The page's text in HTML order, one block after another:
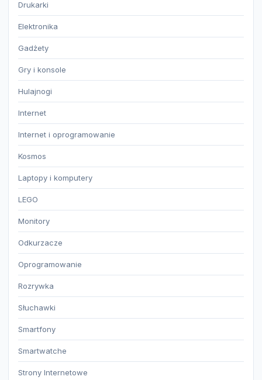
Drukarki
Elektronika
Gadżety
Gry i konsole
Hulajnogi
Internet
Internet i oprogramowanie
Kosmos
Laptopy i komputery
LEGO
Monitory
Odkurzacze
Oprogramowanie
Rozrywka
Słuchawki
Smartfony
Smartwatche
Strony Internetowe